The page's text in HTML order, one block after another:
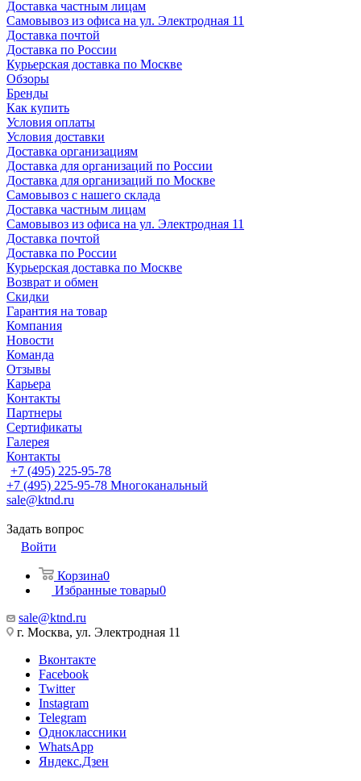
Доставка частным лицам
Самовывоз из офиса на ул. Электродная 11
Доставка почтой
Доставка по России
Курьерская доставка по Москве
Обзоры
Бренды
Как купить
Условия оплаты
Условия доставки
Доставка организациям
Доставка для организаций по России
Доставка для организаций по Москве
Самовывоз с нашего склада
Доставка частным лицам
Самовывоз из офиса на ул. Электродная 11
Доставка почтой
Доставка по России
Курьерская доставка по Москве
Возврат и обмен
Скидки
Гарантия на товар
Компания
Новости
Команда
Отзывы
Карьера
Контакты
Партнеры
Сертификаты
Галерея
Контакты
+7 (495) 225-95-78
+7 (495) 225-95-78 Многоканальный
sale@ktnd.ru
Задать вопрос
Войти
Корзина0
Избранные товары0
sale@ktnd.ru
г. Москва, ул. Электродная 11
Вконтакте
Facebook
Twitter
Instagram
Telegram
Одноклассники
WhatsApp
Яндекс.Дзен